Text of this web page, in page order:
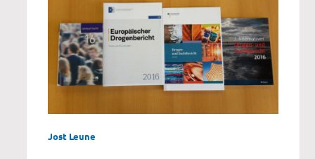
Jost Leune